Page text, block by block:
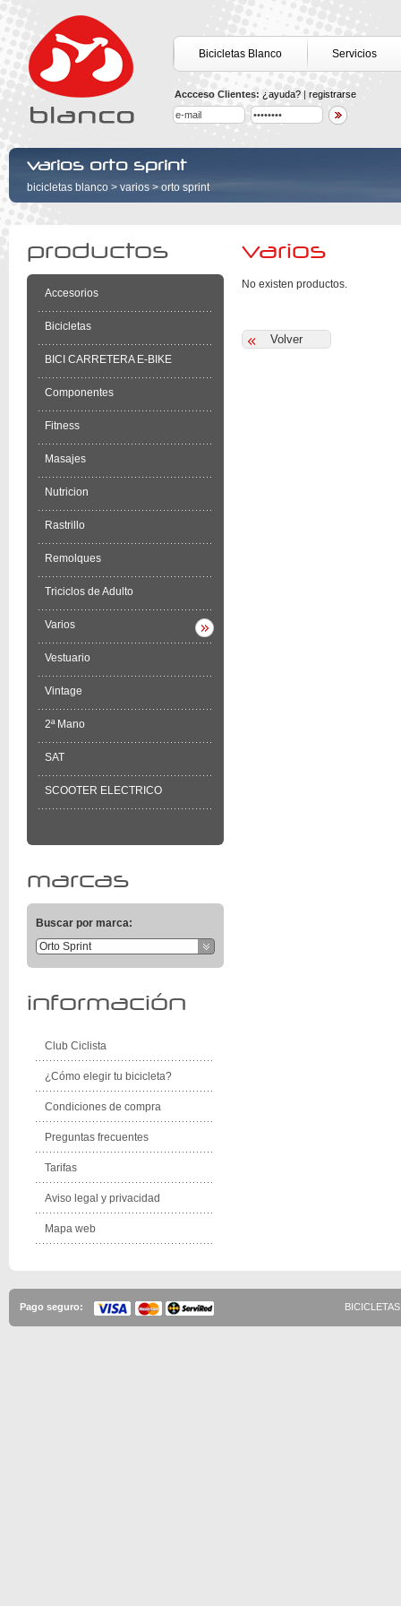
Bicicletas Blanco Servicios
Accceso Clientes: ¿ayuda? | registrarse
varios orto sprint
bicicletas blanco > varios > orto sprint
productos
Accesorios
Bicicletas
BICI CARRETERA E-BIKE
Componentes
Fitness
Masajes
Nutricion
Rastrillo
Remolques
Triciclos de Adulto
Varios
Vestuario
Vintage
2ª Mano
SAT
SCOOTER ELECTRICO
marcas
Buscar por marca:
Orto Sprint
información
Club Ciclista
¿Cómo elegir tu bicicleta?
Condiciones de compra
Preguntas frecuentes
Tarifas
Aviso legal y privacidad
Mapa web
varios
No existen productos.
Pago seguro: